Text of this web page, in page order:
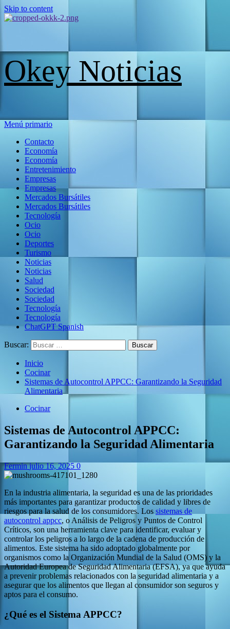
Skip to content
Okey Noticias
Menú primario
Contacto
Economía
Economía
Entretenimiento
Empresas
Empresas
Mercados Bursátiles
Mercados Bursátiles
Tecnología
Ocio
Ocio
Deportes
Turismo
Noticias
Noticias
Salud
Sociedad
Sociedad
Tecnología
Tecnología
ChatGPT Spanish
Buscar:
Inicio
Cocinar
Sistemas de Autocontrol APPCC: Garantizando la Seguridad
Alimentaria
Cocinar
Sistemas de Autocontrol APPCC:
Garantizando la Seguridad Alimentaria
Ferminjulio 16, 2025 0
En la industria alimentaria, la seguridad es una de las prioridades
más importantes para garantizar productos de calidad y libres de
riesgos para la salud de los consumidores. Los sistemas de
autocontrol appcc, o Análisis de Peligros y Puntos de Control
Críticos, son una herramienta clave para identificar, evaluar y
controlar los peligros a lo largo de la cadena de producción de
alimentos. Este sistema ha sido adoptado globalmente por
organismos como la Organización Mundial de la Salud (OMS) y la
Autoridad Europea de Seguridad Alimentaria (EFSA), ya que ayuda
a prevenir problemas relacionados con la seguridad alimentaria y a
asegurar que los alimentos que llegan al consumidor son seguros y
aptos para el consumo.
¿Qué es el Sistema APPCC?